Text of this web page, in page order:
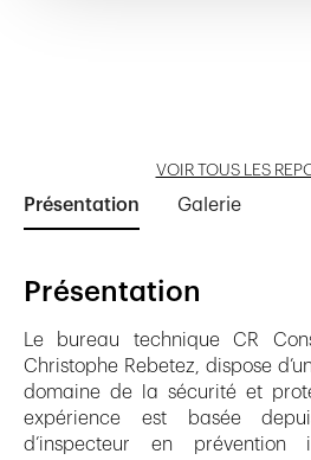
VOIR TOUS LES
Présentation Galerie
Présentation
Le bureau technique CR
Christophe Rebetez, dispose
domaine de la sécurité et
expérience est basée
d’inspecteur en